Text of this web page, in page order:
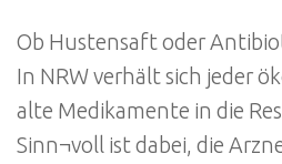
Ob Hustensaft oder
In NRW verhält sich jeder
alte Medikamente in die
Sinn¬voll ist dabei, die